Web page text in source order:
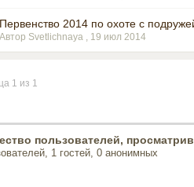
Первенство 2014 по охоте с
Автор Svetlichnaya , 19 июл 2014
1 из 1
пользователей,
1 гостей, 0 анонимных